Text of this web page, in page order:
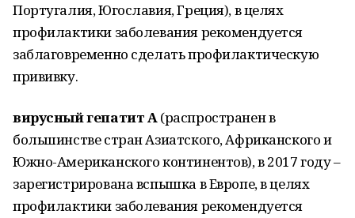
Португалия, Югославия, Греция), в целях
профилактики заболевания рекомендуется
заблаговременно сделать профилактическую
прививку.
вирусный гепатит А(распространен в
большинстве стран Азиатского, Африканского и
Южно-Американского континентов), в 2017 году –
зарегистрирована вспышка в Европе, в целях
профилактики заболевания рекомендуется